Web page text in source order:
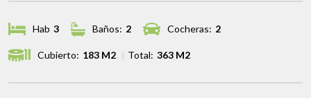
Hab 3 Baños: 2 Cocheras: 2
Cubierto: 183 M2 Total: 363 M2